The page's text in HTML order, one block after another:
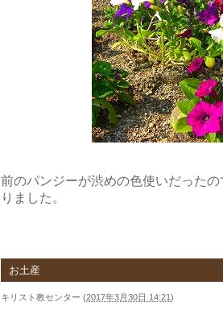
前のパンジーが渋めの色使いだった
りました。
お土産
キリスト教センター (2017年3月30日 14:21 )